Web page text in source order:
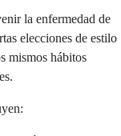
la enfermedad de
elecciones de estilo
mismos hábitos